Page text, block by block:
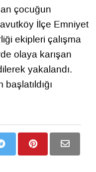
çocuğun
İlçe Emniyet
ekipleri çalışma
olaya karışan
yakalandı.